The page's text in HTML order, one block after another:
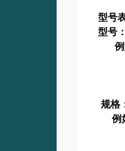
型号
型号
规格
例